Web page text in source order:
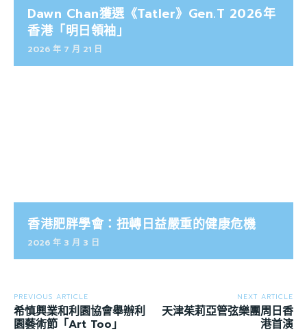
Dawn Chan獲選《Tatler》Gen.T 2026年
香港「明日領袖」
2026 年 7 月 21 日
香港肥胖學會：扭轉日益嚴重的健康危機
2026 年 3 月 3 日
PREVIOUS ARTICLE
希慎興業和利園協會舉辦利
園藝術節「Art Too」
NEXT ARTICLE
天津茱莉亞管弦樂團周日香
港首演